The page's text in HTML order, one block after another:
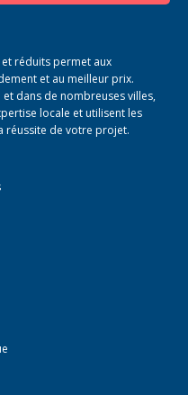
et réduits permet aux
et au meilleur prix.
dans de nombreuses villes,
locale et utilisent les
réussite de votre projet.